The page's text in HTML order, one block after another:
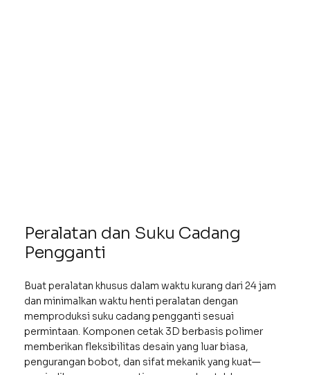
Peralatan dan Suku Cadang
Pengganti
Buat peralatan khusus dalam waktu kurang dari 24 jam
dan minimalkan waktu henti peralatan dengan
memproduksi suku cadang pengganti sesuai
permintaan. Komponen cetak 3D berbasis polimer
memberikan fleksibilitas desain yang luar biasa,
pengurangan bobot, dan sifat mekanik yang kuat—